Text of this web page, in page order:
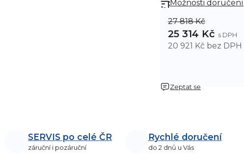
Možnosti doručení
27 818 Kč
25 314 Kč
20 921 Kč bez DPH
Zeptat se
SERVIS po celé ČR
záruční i pozáruční
Rychlé doručení
do 2 dnů u Vás